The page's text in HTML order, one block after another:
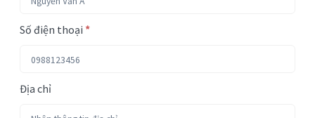
Số điện thoại *
Địa chỉ